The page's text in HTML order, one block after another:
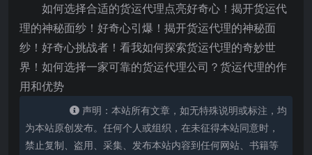
如何选择合适的货运代理点亮好奇心！揭开货运代
理的神秘面纱！好奇心引爆！揭开货运代理的神秘面
纱！好奇心挑战者！看我如何探索货运代理的奇妙世
界！如何选择一家可靠的货运代理公司？货运代理的作
用和优势
声明：本站所有文章，如无特殊说明或标注，均
为本站原创发布。任何个人或组织，在未征得本站同意时，
禁止复制、盗用、采集、发布本站内容到任何网站、书籍等